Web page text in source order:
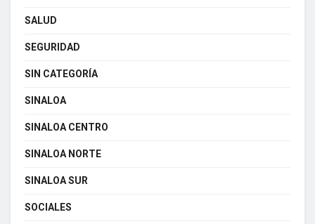
SALUD
SEGURIDAD
SIN CATEGORÍA
SINALOA
SINALOA CENTRO
SINALOA NORTE
SINALOA SUR
SOCIALES